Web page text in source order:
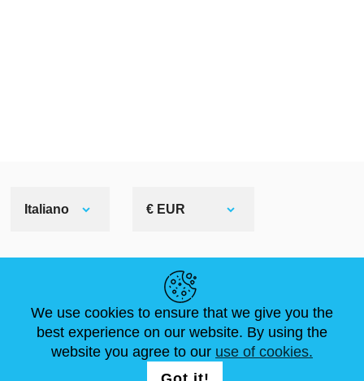
Italiano € EUR
NOTIZIE
ARTICOLI
ABOUT US
FAQ
DIMENSIONI STANDARD
CONTATTACI
We use cookies to ensure that we give you the
best experience on our website. By using the
website you agree to our use of cookies.